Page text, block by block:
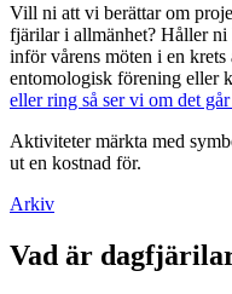
Vill ni att vi berättar om
fjärilar i allmänhet? Håller ni
inför vårens möten i en
entomologisk förening eller
eller ring så ser vi om det
Aktiviteter märkta med
ut en kostnad för.
Arkiv
Vad är